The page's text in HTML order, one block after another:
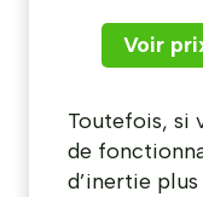
Voir
Toutefois, si
de
d’inertie